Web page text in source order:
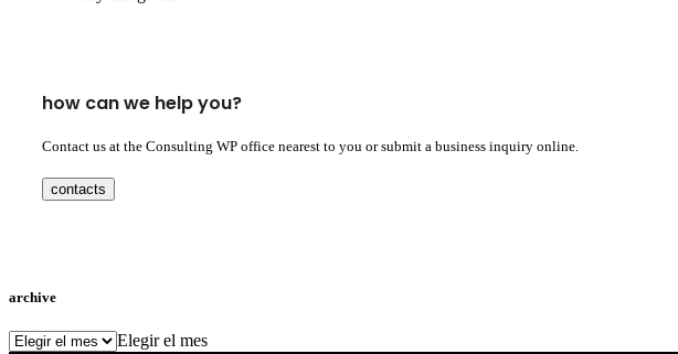
how can we help you?
Contact us at the Consulting WP office nearest to you or submit a business inquiry online.
contacts
archive
archive Elegir el mes